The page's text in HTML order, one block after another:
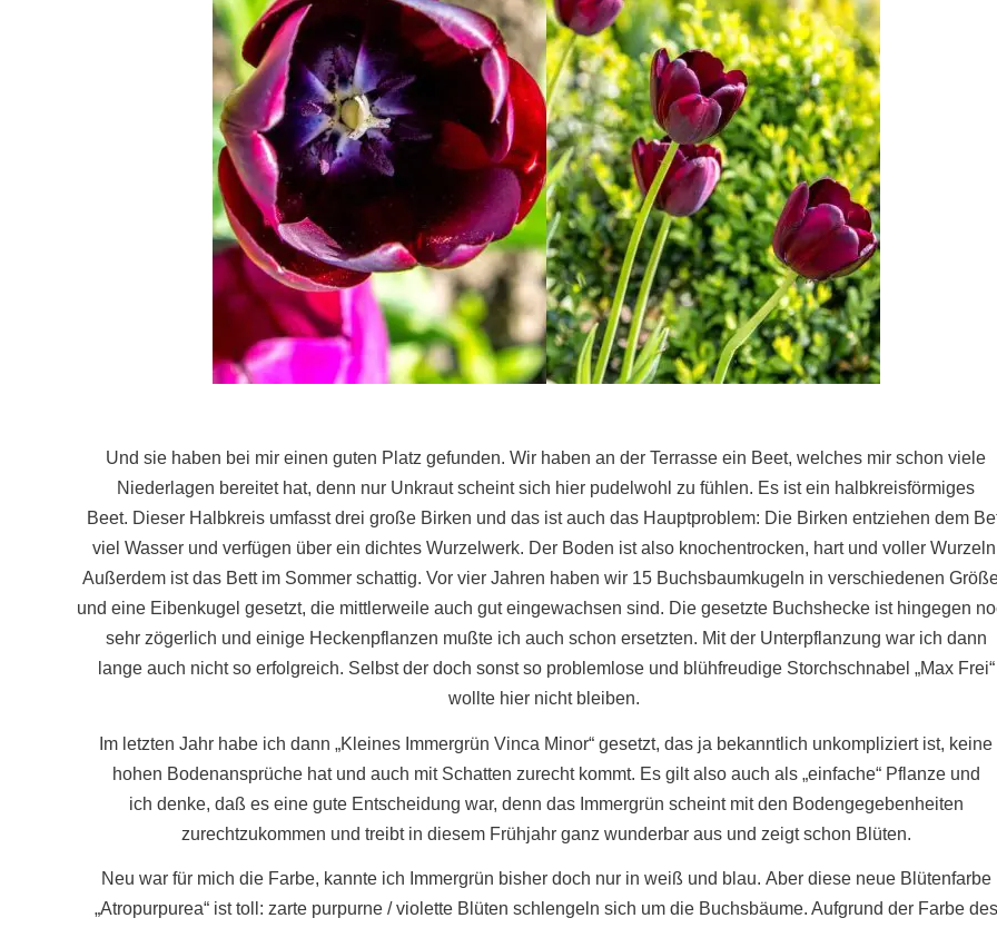
Und sie haben bei mir einen guten Platz gefunden.Wir haben an der Terrasse ein Beet, welches mir schon viele
Niederlagen bereitet hat, denn nur Unkraut scheint sich hier pudelwohl zu fühlen. Es ist ein halbkreisförmiges
Beet. Dieser Halbkreis umfasst drei große Birken und das ist auch das Hauptproblem: Die Birken entziehen dem
viel Wasser und verfügen über ein dichtes Wurzelwerk. Der Boden ist also knochentrocken, hart und voller
Außerdem ist das Bett im Sommer schattig. Vor vier Jahren haben wir 15 Buchsbaumkugeln in verschiedenen
und eine Eibenkugel gesetzt, die mittlerweile auch gut eingewachsen sind. Die gesetzte Buchshecke ist hingegen
sehr zögerlich und einige Heckenpflanzen mußte ich auch schon ersetzten. Mit der Unterpflanzung war ich dann
lange auch nicht so erfolgreich. Selbst der doch sonst so problemlose und blühfreudige Storchschnabel „Max Frei“
wollte hier nicht bleiben.
Im letzten Jahr habe ich dann „Kleines Immergrün Vinca Minor“ gesetzt, das ja bekanntlich unkompliziert ist, keine
hohen Bodenansprüche hat und auch mit Schatten zurecht kommt. Es gilt also auch als „einfache“ Pflanze und
ich denke, daß es eine gute Entscheidung war, denn das Immergrün scheint mit den Bodengegebenheiten
zurechtzukommen und treibt in diesem Frühjahr ganz wunderbar aus und zeigt schon Blüten.
Neu war für mich die Farbe, kannte ich Immergrün bisher doch nur in weiß und blau. Aber diese neue Blütenfarbe
„Atropurpurea“ist toll: zarte purpurne / violette Blüten schlengeln sich um die Buchsbäume. Aufgrund der Farbe des